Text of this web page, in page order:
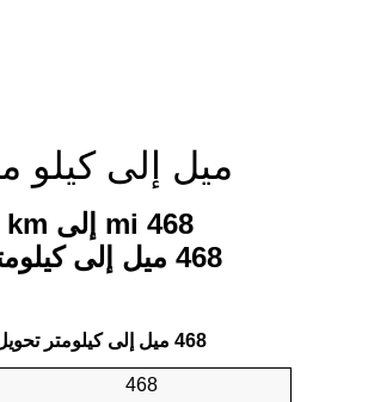
ميل إلى كيلو
468 mi إلى km
468 ميل إلى كيلومتر
468 ميل إلى كيلومتر تحويل